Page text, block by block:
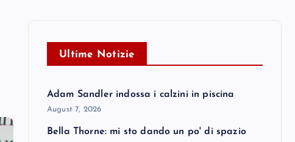
Ultime Notizie
Adam Sandler indossa i calzini in piscina
August 7, 2026
Bella Thorne: mi sto dando un po' di spazio